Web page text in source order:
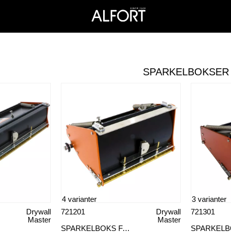
SPARKELBOKSER
Drywall
Master
SPARKELBOKS FAT BOY
Drywall
Master
721201
4 varianter
721301
3 varianter